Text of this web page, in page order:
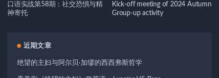
口语实战第58期：社交恐惧与精
神寄托
Kick-off meeting of 2024 Autumn
Group-up activity
近期文章
绝望的主妇与阿尔贝·加缪的西西弗斯哲学